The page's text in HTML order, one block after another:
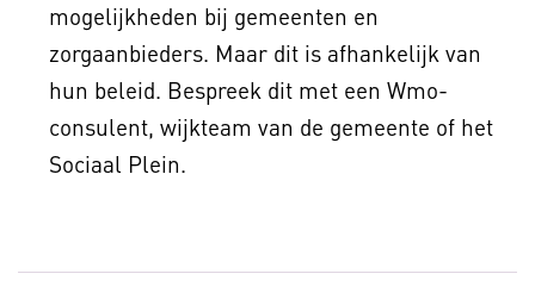
mogelijkheden bij gemeenten en
zorgaanbieders. Maar dit is afhankelijk van
hun beleid. Bespreek dit met een Wmo-
consulent, wijkteam van de gemeente of het
Sociaal Plein.